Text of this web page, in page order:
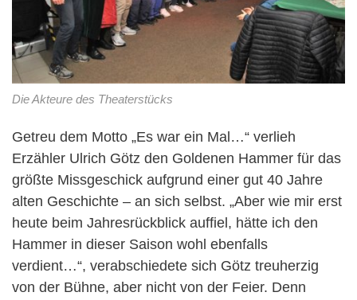
Die Akteure des Theaterstücks
Getreu dem Motto „Es war ein Mal…“ verlieh
Erzähler Ulrich Götz den Goldenen Hammer für das
größte Missgeschick aufgrund einer gut 40 Jahre
alten Geschichte – an sich selbst. „Aber wie mir erst
heute beim Jahresrückblick auffiel, hätte ich den
Hammer in dieser Saison wohl ebenfalls
verdient…“, verabschiedete sich Götz treuherzig
von der Bühne, aber nicht von der Feier. Denn